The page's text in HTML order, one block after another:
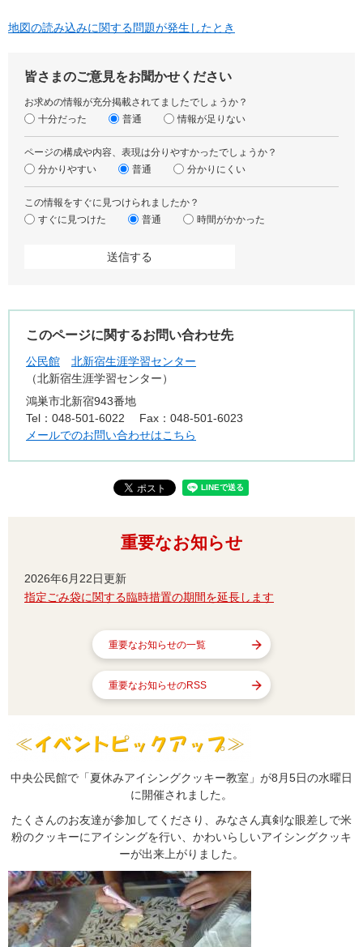
地図の読み込みに関する問題が発生したとき
皆さまのご意見をお聞かせください
お求めの情報が充分掲載されてましたでしょうか？
十分だった
普通 情報が足りない
ページの構成や内容、表現は分りやすかったでしょうか？
分かりやすい
普通 分かりにくい
この情報をすぐに見つけられましたか？
すぐに見つけた
普通 時間がかかった
このページに関するお問い合わせ先
公民館
北新宿生涯学習センター
北新宿生涯学習センター
鴻巣市北新宿943番地
Tel：048-501-6022
Fax：048-501-6023
メールでのお問い合わせはこちら
重要なお知らせ
2026年6月22日更新
指定ごみ袋に関する臨時措置の期間を延長します
重要なお知らせの一覧
重要なお知らせのRSS
中央公民館で「夏休みアイシングクッキー教室」が8月5日の水曜日
に開催されました。
たくさんのお友達が参加してくださり、みなさん真剣な眼差しで米
粉のクッキーにアイシングを行い、かわいらしいアイシングクッキ
ーが出来上がりました。